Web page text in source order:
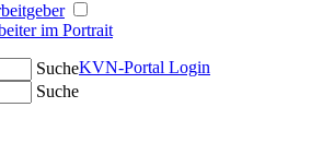
im Portrait
SucheKVN-Portal Login
Suche